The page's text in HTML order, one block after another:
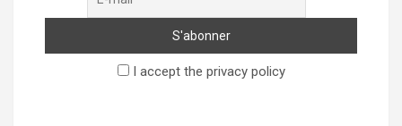
I accept the privacy policy